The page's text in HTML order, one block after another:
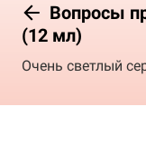
Вопросы
(12 мл)
Очень светлый